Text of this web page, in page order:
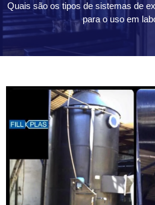
Quais são os tipos de sistemas de
para o uso em